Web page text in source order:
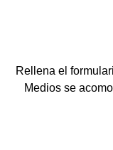
Rellena el
Medios se